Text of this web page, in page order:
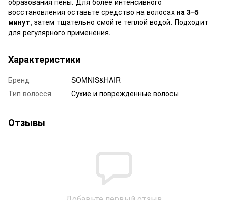
восстановления оставьте средство на волосах на 3–5
минут, затем тщательно смойте теплой водой. Подходит
для регулярного применения.
Характеристики
Бренд
SOMNIS&HAIR
Тип волосся
Сухие и поврежденные волосы
Отзывы